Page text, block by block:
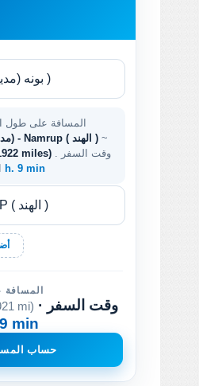
المسافة على طول
(مدينة) ( الهند ) - Namrup ( الهند ) ~
miles)
55 h. 9 min
mi) · وقت السفر
9 min
حساب